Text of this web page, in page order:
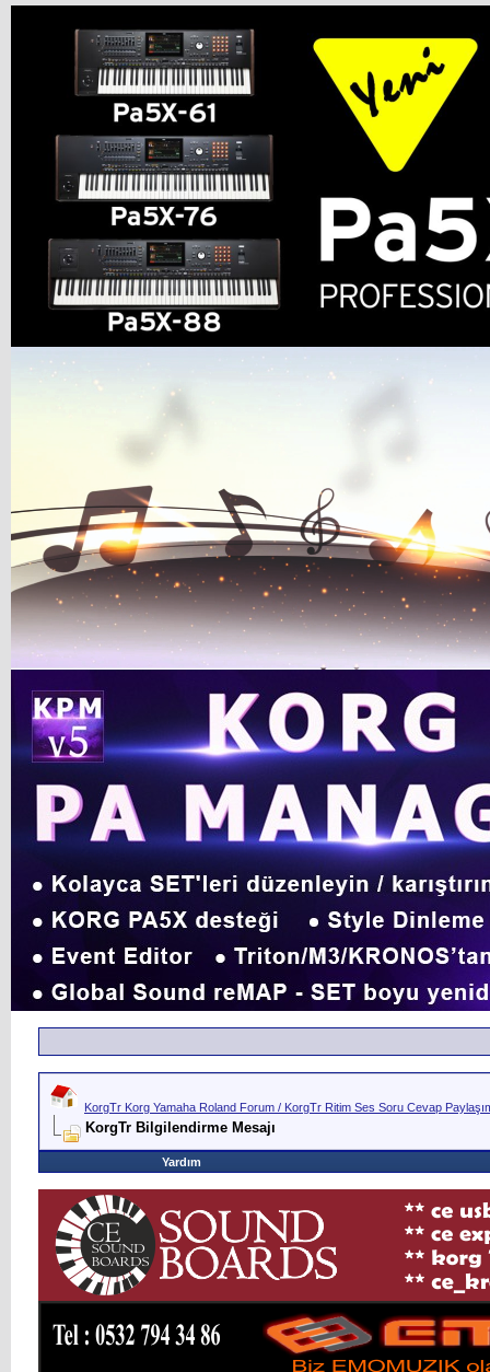
KorgTr Korg Yamaha Roland Forum / KorgTr Ritim Ses Soru Cevap
KorgTr Bilgilendirme Mesajı
Yardım